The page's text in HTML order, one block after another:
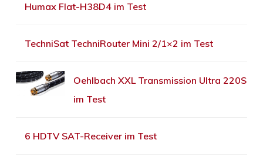
Humax Flat-H38D4 im Test
TechniSat TechniRouter Mini 2/1×2 im Test
Oehlbach XXL Transmission Ultra 220S
im Test
6 HDTV SAT-Receiver im Test